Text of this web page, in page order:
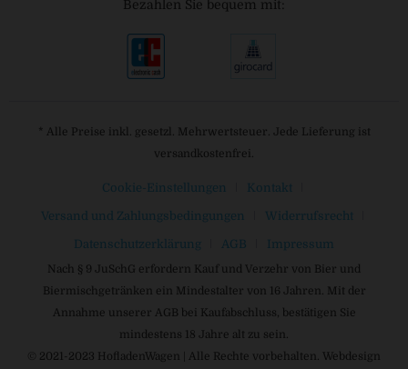
Bezahlen Sie bequem mit:
* Alle Preise inkl. gesetzl. Mehrwertsteuer. Jede Lieferung ist
versandkostenfrei.
Cookie-Einstellungen Kontakt
Versand und Zahlungsbedingungen Widerrufsrecht
Datenschutzerklärung AGB Impressum
Nach § 9 JuSchG erfordern Kauf und Verzehr von Bier und
Biermischgetränken ein Mindestalter von 16 Jahren. Mit der
Annahme unserer AGB bei Kaufabschluss, bestätigen Sie
mindestens 18 Jahre alt zu sein.
© 2021-2023 HofladenWagen | Alle Rechte vorbehalten. Webdesign